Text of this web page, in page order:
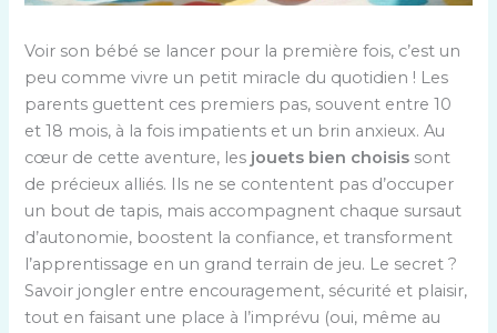
Voir son bébé se lancer pour la première fois, c’est un
peu comme vivre un petit miracle du quotidien ! Les
parents guettent ces premiers pas, souvent entre 10
et 18 mois, à la fois impatients et un brin anxieux. Au
cœur de cette aventure, les jouets bien choisis sont
de précieux alliés. Ils ne se contentent pas d’occuper
un bout de tapis, mais accompagnent chaque sursaut
d’autonomie, boostent la confiance, et transforment
l’apprentissage en un grand terrain de jeu. Le secret ?
Savoir jongler entre encouragement, sécurité et plaisir,
tout en faisant une place à l’imprévu (oui, même au